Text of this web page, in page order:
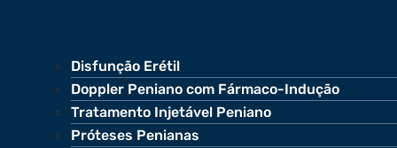
Disfunção Erétil
Doppler Peniano com Fármaco-Indução
Tratamento Injetável Peniano
Próteses Penianas